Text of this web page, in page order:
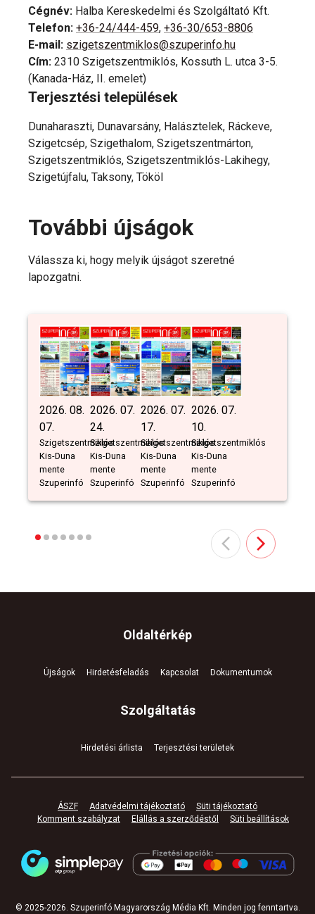
Cégnév: Halba Kereskedelmi és Szolgáltató Kft.
Telefon: +36-24/444-459, +36-30/653-8806
E-mail: szigetszentmiklos@szuperinfo.hu
Cím: 2310 Szigetszentmiklós, Kossuth L. utca 3-5.
(Kanada-Ház, II. emelet)
Terjesztési települések
Dunaharaszti, Dunavarsány, Halásztelek, Ráckeve,
Szigetcsép, Szigethalom, Szigetszentmárton,
Szigetszentmiklós, Szigetszentmiklós-Lakihegy,
Szigetújfalu, Taksony, Tököl
További újságok
Válassza ki, hogy melyik újságot szeretné
lapozgatni.
2026. 08.
07.
Szigetszentmiklós
Kis-Duna
mente
Szuperinfó
2026. 07.
24.
Szigetszentmiklós
Kis-Duna
mente
Szuperinfó
2026. 07.
17.
Szigetszentmiklós
Kis-Duna
mente
Szuperinfó
2026. 07.
10.
Szigetszentmiklós
Kis-Duna
mente
Szuperinfó
Szolgáltatás
Hirdetési árlista Terjesztési területek
Oldaltérkép
Újságok Hirdetésfeladás Kapcsolat Dokumentumok
ÁSZF Adatvédelmi tájékoztató
Süti tájékoztató
Komment szabályzat
Elállás a szerződéstől Süti beállítások
© 2025-2026. Szuperinfó Magyarország Média Kft. Minden jog fenntartva.